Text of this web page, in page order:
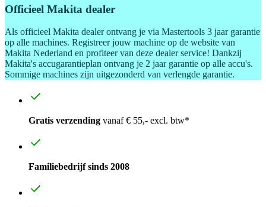
Officieel Makita dealer
Als officieel Makita dealer ontvang je via Mastertools 3 jaar garantie
op alle machines. Registreer jouw machine op de website van
Makita Nederland en profiteer van deze dealer service! Dankzij
Makita's accugarantieplan ontvang je 2 jaar garantie op alle accu's.
Sommige machines zijn uitgezonderd van verlengde garantie.
Gratis verzending vanaf € 55,- excl. btw*
Familiebedrijf sinds 2008